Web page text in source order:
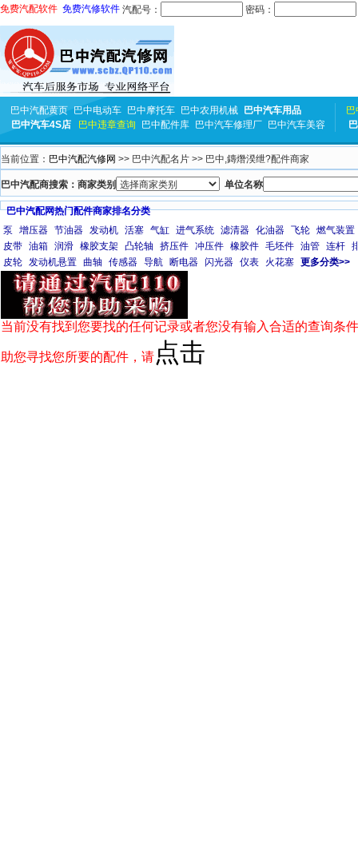
免费汽配软件 免费汽修软件 汽配号： 密码：
巴中汽配黄页 巴中电动车 巴中摩托车 巴中农用机械
巴中汽车用品
巴中汽车4S店
巴中违章查询 巴中配件库 巴中汽车修理厂 巴中汽车美容
当前位置： 巴中汽配汽修网 >> 巴中汽配名片 >> 巴中,鏄熸湀绁?配件商家
巴中汽配商搜索：商家类别 单位名称
巴中汽配网热门配件商家排名分类
泵
增压器 节油器 发动机 活塞 气缸 进气系统 滤清器 化油器 飞轮 燃气装置
皮带 油箱 润滑 橡胶支架 凸轮轴 挤压件 冲压件 橡胶件 毛坯件 油管 连杆
皮轮 发动机悬置 曲轴 传感器 导航 断电器 闪光器 仪表 火花塞 更多分类>>
当前没有找到您要找的任何记录或者您没有输入合适的查询条
助您寻找您所要的配件，请 点击